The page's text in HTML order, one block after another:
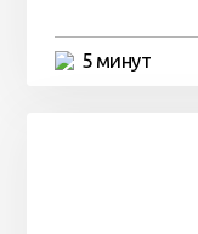
5 минут